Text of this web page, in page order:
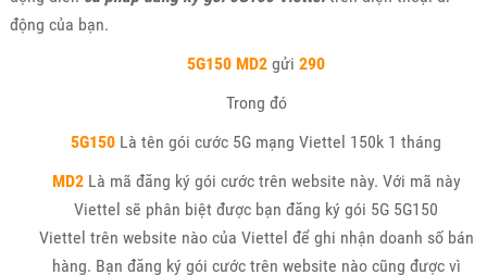
động của bạn.
5G150 MD2 gửi 290
Trong đó
5G150 Là tên gói cước 5G mạng Viettel 150k 1 tháng
MD2 Là mã đăng ký gói cước trên website này. Với mã này
Viettel sẽ phân biệt được bạn đăng ký gói 5G 5G150
Viettel trên website nào của Viettel để ghi nhận doanh số bán
hàng. Bạn đăng ký gói cước trên website nào cũng được vì